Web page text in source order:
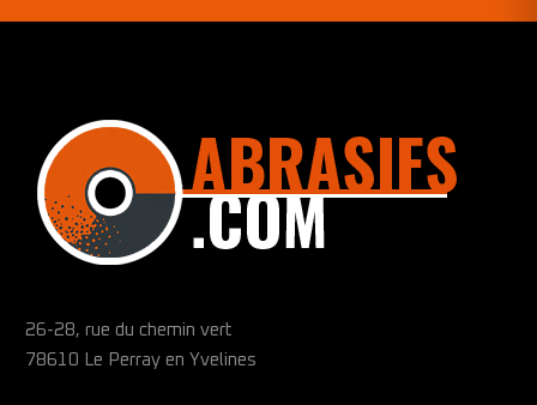
26-28, rue du chemin vert
78610 Le Perray en Yvelines